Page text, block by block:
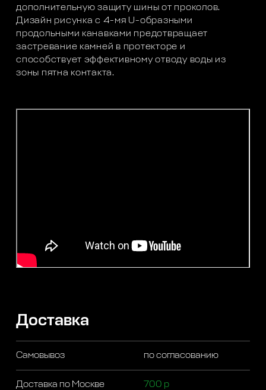
дополнительную защиту шины от проколов.
Дизайн рисунка с 4-мя U-образными
продольными канавками предотвращает
застревание камней в протекторе и
способствует эффективному отводу воды из
зоны пятна контакта.
Доставка
Самовывоз по согласованию
Доставка по Москве 700 р